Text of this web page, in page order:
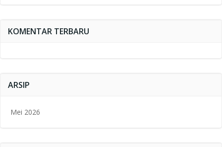
KOMENTAR TERBARU
ARSIP
Mei 2026